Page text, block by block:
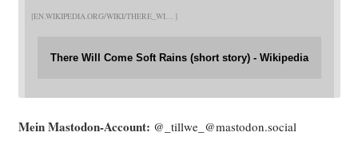
EN.WIKIPEDIA.ORG/WIKI/THERE_WI
There Will Come Soft Rains (short story) - Wikipedia
Mein Mast­o­don-Account: @_tillwe_@mastodon.social